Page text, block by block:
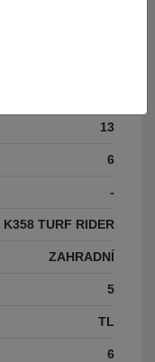
13
6
-
K358 TURF RIDER
ZAHRADNÍ
5
TL
6